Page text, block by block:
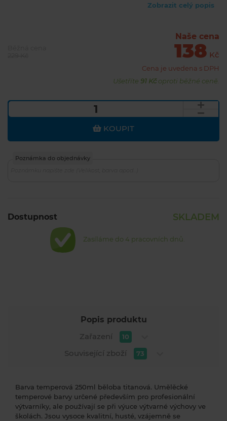
jsou bezpečné a spolehlivě vypratelné. Jejich kvalitativní
zaschnutí je lze znovu rozmít vodou. Základem jsou jemně
utřené pigmenty rozmíchané do emulze vhodného oleje.
Zobrazit celý popis
Naše cena
138 Kč
Cena je uvedena s DPH
Ušetříte 91 Kčoproti běžné ceně.
KOUPIT
Poznámka do objednávky
Dostupnost SKLADEM
Zasíláme do 4 pracovních dnů.
Popis produktu
Zařazení
10
Související zboží 73
Barva temperová 250ml běloba titanová. Umělěcké
temperové barvy určené především pro profesionální
výtvarníky, ale používají se při výuce výtvarné výchovy ve
školách. Jsou vysoce kvalitní, husté, vzájemně se